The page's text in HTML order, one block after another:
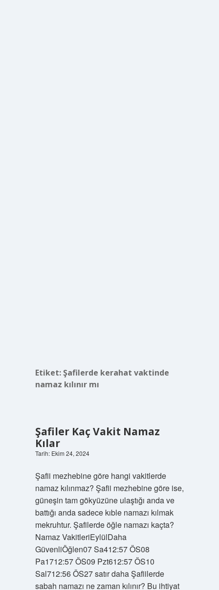
Etiket:Şafilerde kerahat vaktinde
namaz kılınır mı
Şafiler Kaç Vakit Namaz
Kılar
Tarih: Ekim 24, 2024
Şafii mezhebine göre hangi vakitlerde
namaz kılınmaz? Şafii mezhebine göre ise,
güneşin tam gökyüzüne ulaştığı anda ve
battığı anda sadece kıble namazı kılmak
mekruhtur. Şafilerde öğle namazı kaçta?
Namaz VakitleriEylülDaha
GüvenliÖğlen07 Sa412:57 ÖS08
Pa1712:57 ÖS09 Pzt612:57 ÖS10
Sal712:56 ÖS27 satır daha Şafiilerde
sabah namazı ne zaman kılınır? Bu ihtiyat